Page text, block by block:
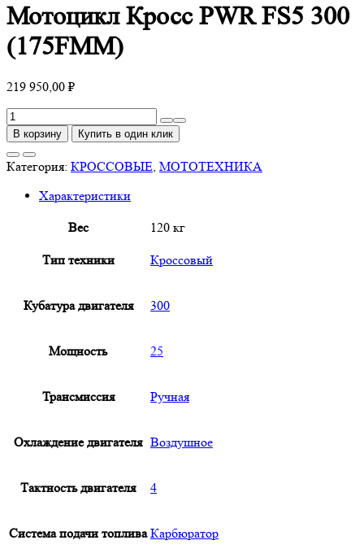
Мотоцикл Кросс PWR FS5 300
(175FMM)
219 950,00 ₽
Количество
товара
Кросс
FS5
В корзину Купить в один клик
Категория: КРОССОВЫЕ, МОТОТЕХНИКА
Характеристики
Вес 120 кг
Тип техники Кроссовый
Кубатура двигателя 300
Мощность 25
Трансмиссия Ручная
Охлаждение двигателя Воздушное
Тактность двигателя 4
Система подачи топлива Карбюратор